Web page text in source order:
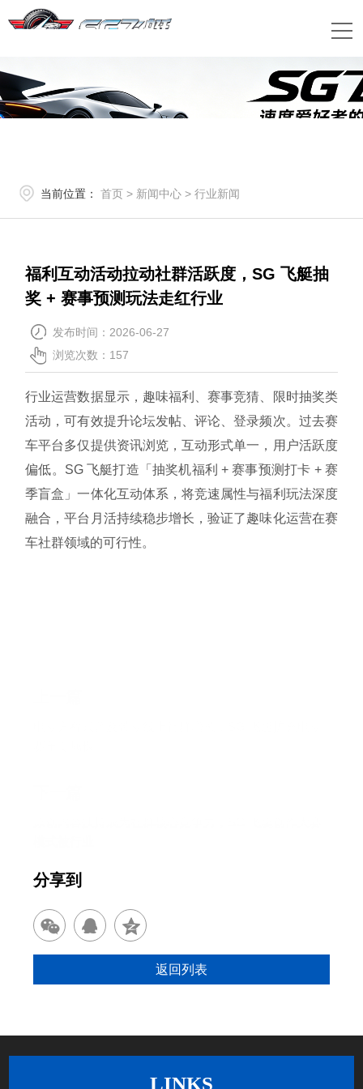
当前位置： 首页 > 新闻中心 >行业新闻
福利互动活动拉动社群活跃度，SG 飞艇抽
奖 + 赛事预测玩法走红行业
发布时间：2026-06-27
浏览次数： 157
行业运营数据显示，趣味福利、赛事竞猜、限时抽奖类
活动，可有效提升论坛发帖、评论、登录频次。过去赛
车平台多仅提供资讯浏览，互动形式单一，用户活跃度
偏低。SG 飞艇打造「抽奖机福利 + 赛事预测打卡 + 赛
季盲盒」一体化互动体系，将竞速属性与福利玩法深度
融合，平台月活持续稳步增长，验证了趣味化运营在赛
车社群领域的可行性。
分享到
返回列表
LINKS